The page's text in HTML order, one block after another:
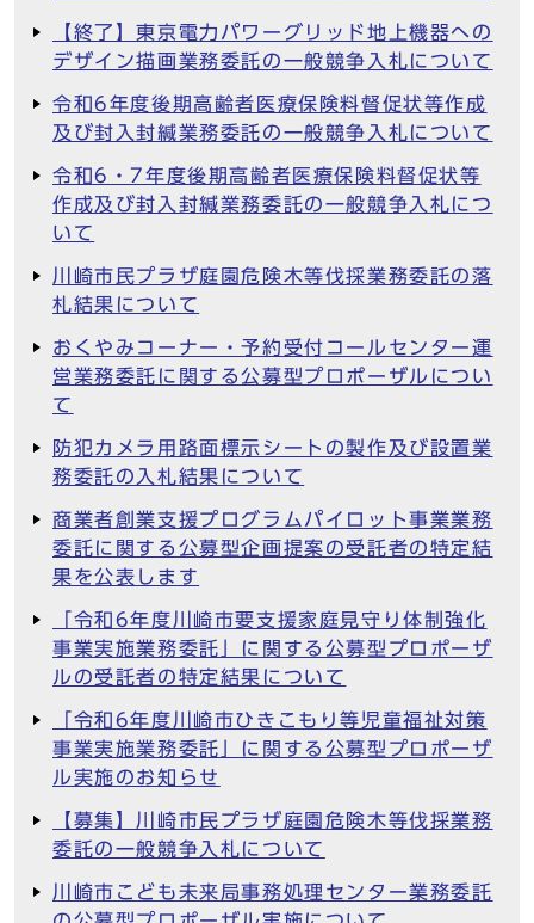
【終了】東京電力パワーグリッド地上機器への
デザイン描画業務委託の一般競争入札について
令和6年度後期高齢者医療保険料督促状等作成
及び封入封緘業務委託の一般競争入札について
令和6・7年度後期高齢者医療保険料督促状等
作成及び封入封緘業務委託の一般競争入札につ
いて
川崎市民プラザ庭園危険木等伐採業務委託の落
札結果について
おくやみコーナー・予約受付コールセンター運
営業務委託に関する公募型プロポーザルについ
て
防犯カメラ用路面標示シートの製作及び設置業
務委託の入札結果について
商業者創業支援プログラムパイロット事業業務
委託に関する公募型企画提案の受託者の特定結
果を公表します
「令和6年度川崎市要支援家庭見守り体制強化
事業実施業務委託」に関する公募型プロポーザ
ルの受託者の特定結果について
「令和6年度川崎市ひきこもり等児童福祉対策
事業実施業務委託」に関する公募型プロポーザ
ル実施のお知らせ
【募集】川崎市民プラザ庭園危険木等伐採業務
委託の一般競争入札について
川崎市こども未来局事務処理センター業務委託